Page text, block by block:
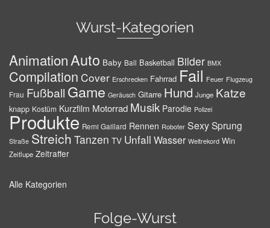
Wurst-Kategorien
AnimationAuto Baby Ball Basketball Bilder BMX
Compilation Cover Erschrecken Fahrrad Fail Feuer Flugzeug
Frau Fußball Game Geräusch Gitarre Hund Junge Katze
knapp Kostüm Kurzfilm Motorrad Musik Parodie Polizei
Produkte Remi Gaillard Rennen Roboter SexySprung
Straße Streich Tanzen TV Unfall Wasser Weltrekord Win
Zeitlupe Zeitraffer
Alle Kategorien
Folge-Wurst